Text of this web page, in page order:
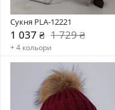
Сукня PLA-12221
1 037 ₴ 1 729 ₴
+ 4 кольори